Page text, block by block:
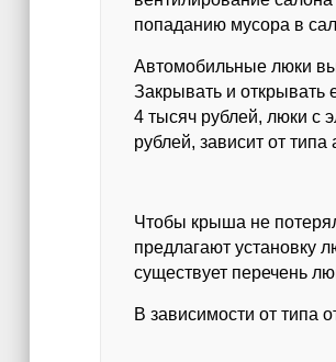
попаданию мусора в
Автомобильные люки
Закрывать и открывать
4 тысяч рублей, люки с
рублей, зависит от
Чтобы крыша не
предлагают установку
существует перечень
В зависимости от типа